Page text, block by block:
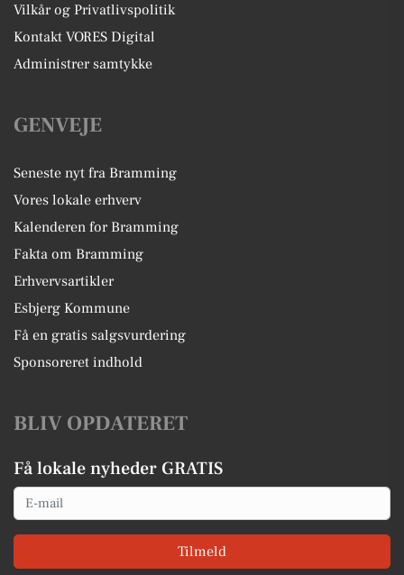
Vilkår og Privatlivspolitik
Kontakt VORES Digital
Administrer samtykke
GENVEJE
Seneste nyt fra Bramming
Vores lokale erhverv
Kalenderen for Bramming
Fakta om Bramming
Erhvervsartikler
Esbjerg Kommune
Få en gratis salgsvurdering
Sponsoreret indhold
BLIV OPDATERET
Få lokale nyheder GRATIS
Email
Tilmeld